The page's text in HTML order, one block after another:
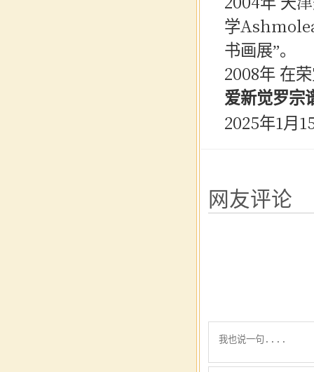
学
书画展”。
2008年 在
爱新觉罗宗
2025年1月
网友评论